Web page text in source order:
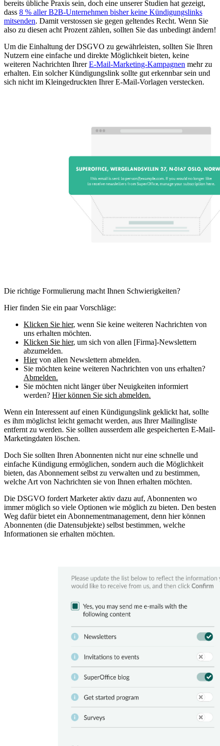
bereits übliche Praxis sein, doch eine unserer Studien hat gezeigt,
dass 8 % aller B2B-Unternehmen bisher keine Kündigungslinks
mitsenden. Damit verstossen sie gegen geltendes Recht. Wenn Sie
also zu diesen acht Prozent zählen, sollten Sie das unbedingt ändern!
Um die Einhaltung der DSGVO zu gewährleisten, sollten Sie Ihren
Nutzern eine einfache und direkte Möglichkeit bieten, keine
weiteren Nachrichten IhrerE-Mail-Marketing-Kampagnen mehr zu
erhalten. Ein solcher Kündigungslink sollte gut erkennbar sein und
sich nicht im Kleingedruckten Ihrer E-Mail-Vorlagen verstecken.
Die richtige Formulierung macht Ihnen Schwierigkeiten?
Hier finden Sie ein paar Vorschläge:
Klicken Sie hier, wenn Sie keine weiteren Nachrichten von
uns erhalten möchten.
Klicken Sie hier, um sich von allen [Firma]-Newslettern
abzumelden.
Hiervon allen Newslettern abmelden.
Sie möchten keine weiteren Nachrichten von uns erhalten?
Abmelden.
Sie möchten nicht länger über Neuigkeiten informiert
werden? Hier können Sie sich abmelden.
Wenn ein Interessent auf einen Kündigungslink geklickt hat, sollte
es ihm möglichst leicht gemacht werden, aus Ihrer Mailingliste
entfernt zu werden. Sie sollten ausserdem alle gespeicherten E-Mail-
Marketingdaten löschen.
Doch Sie sollten Ihren Abonnenten nicht nur eine schnelle und
einfache Kündigung ermöglichen, sondern auch die Möglichkeit
bieten, das Abonnement selbst zu verwalten und zu bestimmen,
welche Art von Nachrichten sie von Ihnen erhalten möchten.
Die DSGVO fordert Marketer aktiv dazu auf, Abonnenten wo
immer möglich so viele Optionen wie möglich zu bieten. Den besten
Weg dafür bietet ein Abonnementmanagement, denn hier können
Abonnenten (die Datensubjekte) selbst bestimmen, welche
Informationen sie erhalten möchten.